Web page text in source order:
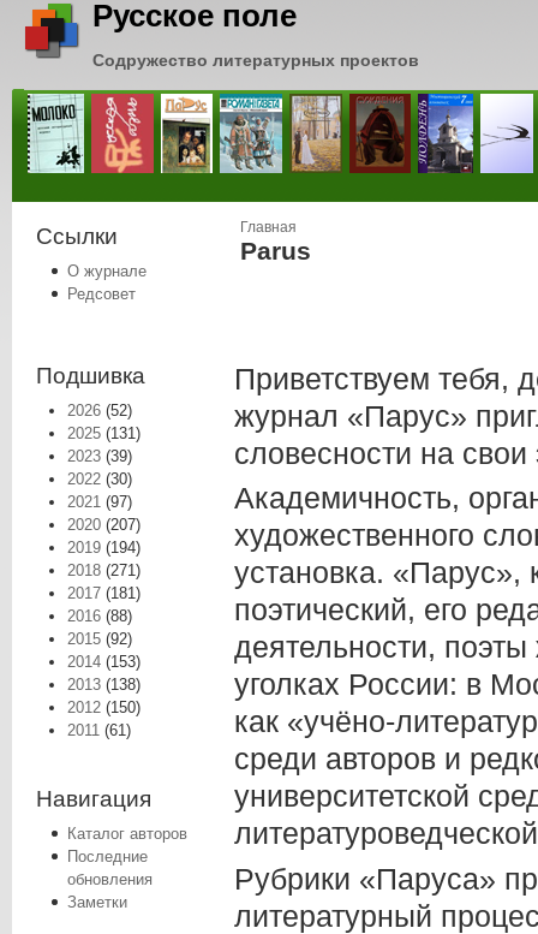
Русское поле
Содружество литературных проектов
Ссылки
О журнале
Редсовет
Подшивка
2026 (52)
2025 (131)
2023 (39)
2022 (30)
2021 (97)
2020 (207)
2019 (194)
2018 (271)
2017 (181)
2016 (88)
2015 (92)
2014 (153)
2013 (138)
2012 (150)
2011 (61)
Навигация
Каталог авторов
Последние
обновления
Заметки
Вы здесь
Главная
Parus
Приветствуем тебя,
журнал «Парус»
словесности на
Академичность,
художественного
установка.
поэтический, его
деятельности,
уголках России: в
как «учёно-
среди авторов и
университетской
Рубрики «Паруса»
литературный